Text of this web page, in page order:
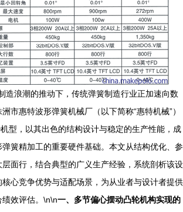
造浪潮的推动下，传统弹簧制造行业正加速向数
市惠特波形弹簧机械厂（以下简称“惠特机械”）
型，以其出色的结构设计与稳定的生产性能，成
簧精加工的重要硬件基础。本文从结构优化、参
面行，结合典型的广义生产经验，系统剖析该设
心竞争优势与适配场景，为从业者与设计者提供
效评估。\n\n一、多节偏心摆动凸轮机构实现的